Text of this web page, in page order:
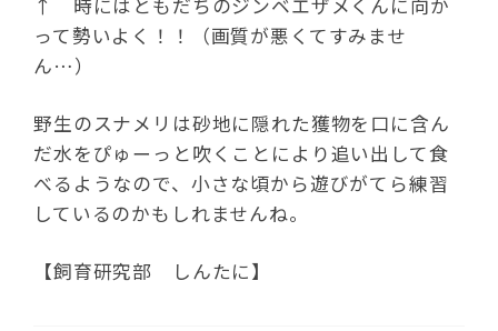
↑ 時にはともだちのジンベエザメくんに向か
って勢いよく！！（画質が悪くてすみませ
ん…）
野生のスナメリは砂地に隠れた獲物を口に含ん
だ水をぴゅーっと吹くことにより追い出して食
べるようなので、小さな頃から遊びがてら練習
しているのかもしれませんね。
【飼育研究部 しんたに】